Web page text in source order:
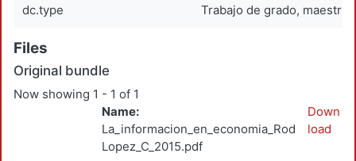
dc.type Trabajo de grado, maestría
Files
Original bundle
Now showing 1 - 1 of 1
Name:
La_informacion_en_economia_Rodriguez-
Lopez_C_2015.pdf
Down
load